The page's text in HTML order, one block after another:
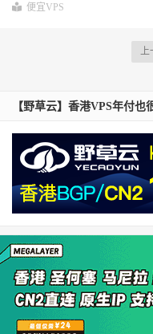
便宜VPS
【野草云】香港VPS年付也